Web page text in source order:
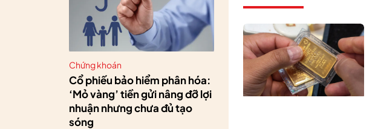
Chứng khoán
Cổ phiếu bảo hiểm phân hóa:
‘Mỏ vàng’ tiền gửi nâng đỡ lợi
nhuận nhưng chưa đủ tạo
sóng